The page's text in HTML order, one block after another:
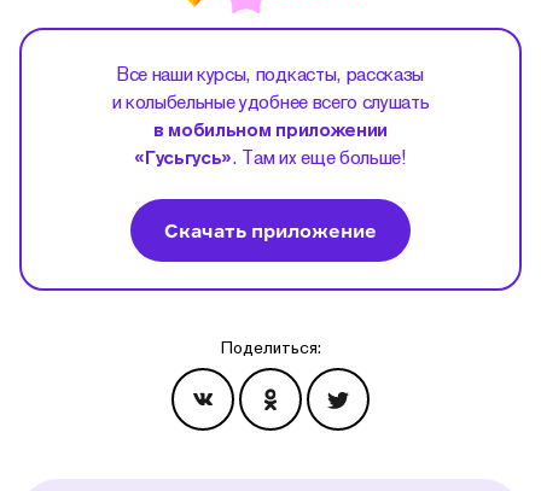
Все наши курсы, подкасты, рассказы
и колыбельные удобнее всего слушать
в мобильном приложении
«Гусьгусь». Там их еще больше!
Скачать приложение
Поделиться: